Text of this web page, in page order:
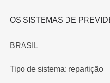
OS SISTEMAS DE
BRASIL
Tipo de sistema: repartição